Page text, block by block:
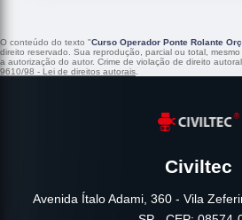
O conteúdo do texto "Curso Operador Ponte Rolante
direito reservado. Sua reprodução, parcial ou total,
a autorização do autor. Crime de violação de direito
9610/98 - Lei de direitos autorais.
Civiltec
Avenida Ítalo Adami, 360 - Vila